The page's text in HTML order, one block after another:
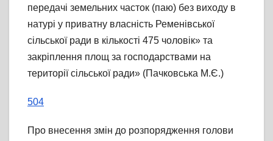
передачі земельних часток (паю) без виходу в
натурі у приватну власність Ременівської
сільської ради в кількості 475 чоловік» та
закріплення площ за господарствами на
території сільської ради» (Пачковська М.Є.)
504
Про внесення змін до розпорядження голови